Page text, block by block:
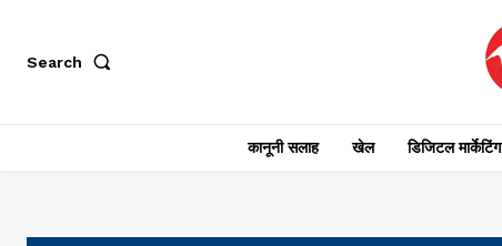
Search
कानूनी सलाह खेल डिजिटल मार्केटिंग